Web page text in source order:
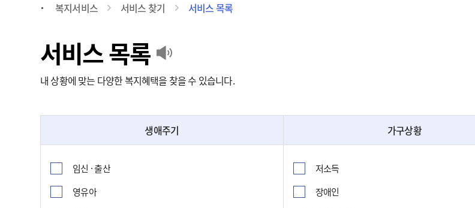
복지서비스 서비스 찾기 서비스 목록
서비스 목록
내 상황에 맞는 다양한 복지혜택을 찾을 수 있습니다.
생애주기
임신 · 출산
영유아
가구상황
저소득
장애인